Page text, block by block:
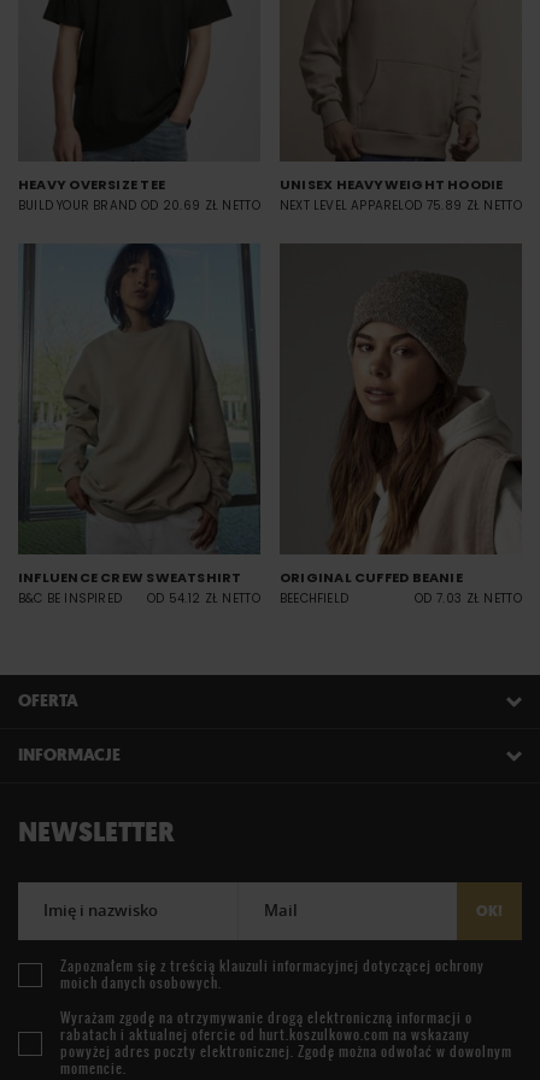
HEAVY OVERSIZE TEE
BUILD YOUR BRAND OD 20.69 ZŁ NETTO
UNISEX HEAVYWEIGHT HOODIE
NEXT LEVEL APPARELOD 75.89 ZŁ NETTO
INFLUENCE CREW SWEATSHIRT
B&C BE INSPIRED OD 54.12 ZŁ NETTO
ORIGINAL CUFFED BEANIE
BEECHFIELD OD 7.03 ZŁ NETTO
OFERTA
INFORMACJE
NEWSLETTER
Imię i nazwisko Mail OK!
Zapoznałem się z treścią klauzuli informacyjnej dotyczącej ochrony
moich danych osobowych.
Wyrażam zgodę na otrzymywanie drogą elektroniczną informacji o
rabatach i aktualnej ofercie od hurt.koszulkowo.com na wskazany
powyżej adres poczty elektronicznej. Zgodę można odwołać w dowolnym
momencie.